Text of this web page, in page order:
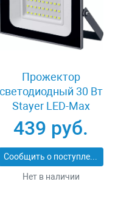
Прожектор
светодиодный 30 Вт
Stayer LED-Max
57131-30_z01
439 руб.
Сообщить о поступлении
Нет в наличии